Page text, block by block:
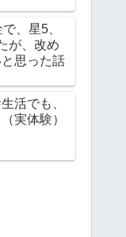
、星5、
が、改め
思った話
活でも、
実体験）